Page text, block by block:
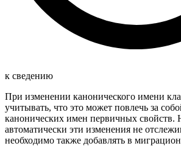
к сведению
При изменении канонического имени
учитывать, что это может повлечь за
канонических имен первичных
автоматически эти изменения не
необходимо также добавлять в